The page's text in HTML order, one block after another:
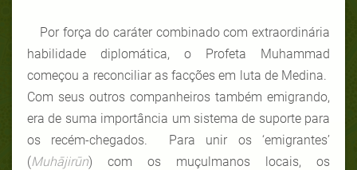
Por força do caráter combinado com extraordinária
habilidade diplomática, o Profeta Muhammad
começou a reconciliar as facções em luta de Medina.
Com seus outros companheiros também emigrando,
era de suma importância um sistema de suporte para
os recém-chegados. Para unir os ‘emigrantes’
(Muhājirūn) com os muçulmanos locais, os